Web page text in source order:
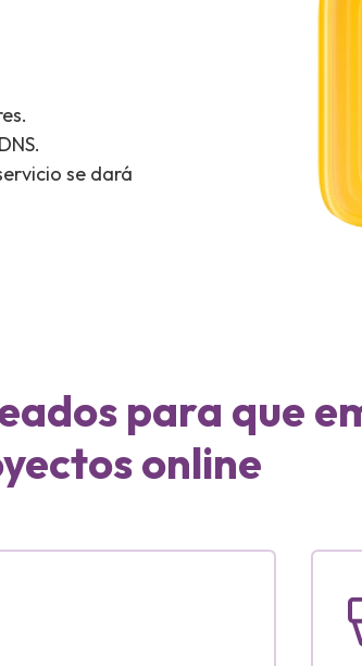
se dará
para que
online